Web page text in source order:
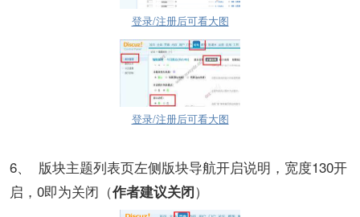
登录/注册后可看大图
登录/注册后可看大图
6、 版块主题列表页左侧版块导航开启说明，宽度130开
启，0即为关闭（作者建议关闭）